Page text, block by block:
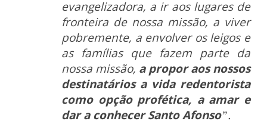
evangelizadora, a ir aos lugares de
fronteira de nossa missão, a viver
pobremente, a envolver os leigos e
as famílias que fazem parte da
nossa missão, a propor aos nossos
destinatários a vida redentorista
como opção profética, a amar e
dar a conhecer Santo Afonso”.